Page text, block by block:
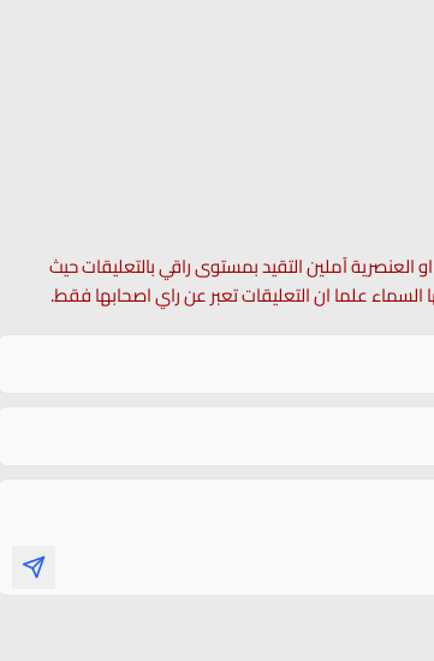
العنصرية آملين التقيد بمستوى راقي بالتعليقات حيث
السماء علما ان التعليقات تعبر عن راي اصحابها فقط.